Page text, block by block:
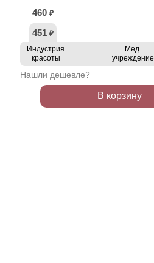
460 ₽
451 ₽
Индустрия
красоты
Мед.
учреждение
Нашли дешевле?
В корзину